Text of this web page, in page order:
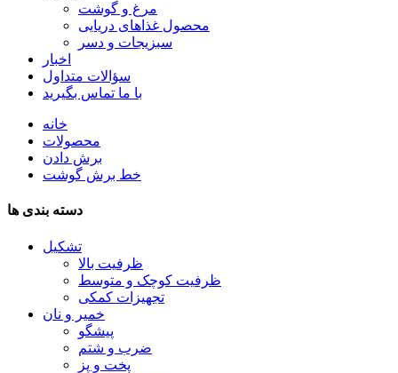
مرغ و گوشت
محصول غذاهای دریایی
سبزیجات و دسر
اخبار
سؤالات متداول
با ما تماس بگیرید
خانه
محصولات
برش دادن
خط برش گوشت
دسته بندی ها
تشکیل
ظرفیت بالا
ظرفیت کوچک و متوسط
تجهیزات کمکی
خمیر و نان
پیشگو
ضرب و شتم
پخت و پز